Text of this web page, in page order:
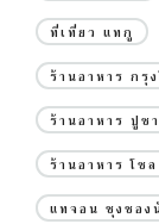
ที่เที่ยว แทกู
ร้านอาหาร กรุง
ร้านอาหาร ปูซ
ร้านอาหาร โซล
แทจอน ชุงชอง